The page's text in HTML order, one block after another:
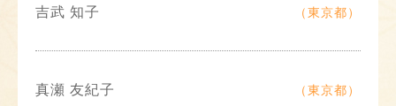
吉武 知子 （東京都）
真瀬 友紀子 （東京都）